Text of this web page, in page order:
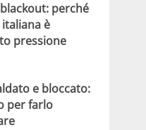
perché
è
pressione
e bloccato:
per farlo